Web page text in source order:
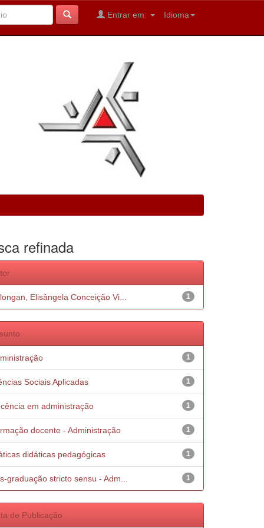
Idioma
Entrar em:
refinada
1
Elisângela Conceição Vi...
1
1
Sociais Aplicadas
1
em administração
1
docente - Administração
1
didáticas pedagógicas
1
graduação stricto sensu - Adm...
de Publicação